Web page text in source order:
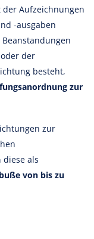
Aufzeichnungen
-ausgaben
der
besteht,
zur
zur
als
von bis zu